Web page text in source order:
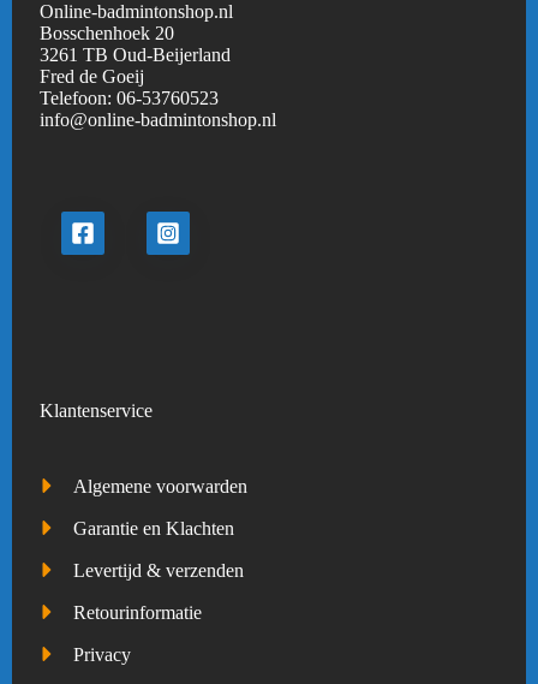
Online-badmintonshop.nl
Bosschenhoek 20
3261 TB Oud-Beijerland
Fred de Goeij
Telefoon:06-53760523
info@online-badmintonshop.nl
Klantenservice
Algemene voorwarden
Garantie en Klachten
Levertijd & verzenden
Retourinformatie
Privacy